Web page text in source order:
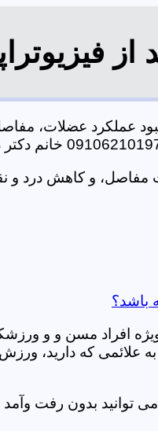
عملکرد عضلات،
مفاصل، و کاهش درد و
باشد؟
افراد مسن و و
علائمی که دارید، ورزش
می توانید بدون رفت